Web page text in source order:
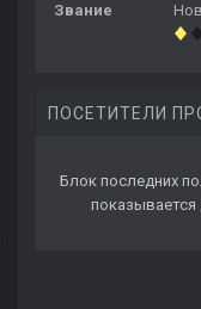
Звание
ПОСЕТИТЕЛИ
Блок последних